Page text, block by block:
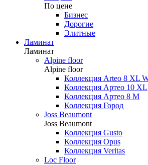
По цене
Бизнес
Дорогие
Элитные
Ламинат
Ламинат
Alpine floor
Alpine floor
Коллекция Arteo 8 XL
Коллекция Артео 10 XL
Коллекция Артео 8 М
Коллекция Город
Joss Beaumont
Joss Beaumont
Коллекция Gusto
Коллекция Opus
Коллекция Veritas
Loc Floor